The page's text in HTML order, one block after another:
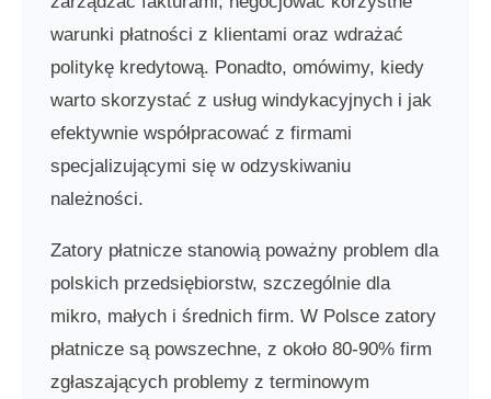
warunki płatności z klientami oraz wdrażać
politykę kredytową. Ponadto, omówimy, kiedy
warto skorzystać z usług windykacyjnych i jak
efektywnie współpracować z firmami
specjalizującymi się w odzyskiwaniu
należności.
Zatory płatnicze stanowią poważny problem dla
polskich przedsiębiorstw, szczególnie dla
mikro, małych i średnich firm. W Polsce zatory
płatnicze są powszechne, z około 80-90% firm
zgłaszających problemy z terminowym